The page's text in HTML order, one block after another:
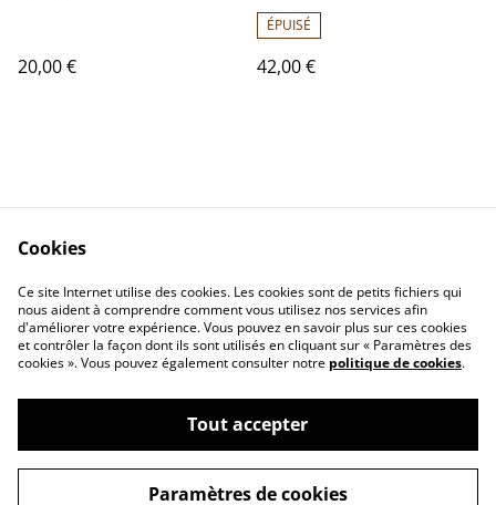
20,00 €
C 154 06550
ÉPUISÉ
42,00 €
Politique de
confidentialité
Politique de cookies
Calendrier:
Brocantes,Bourse...
©2026VINYLSHOP85
Cookies
Ce site Internet utilise des cookies. Les cookies sont de petits fichiers qui
nous aident à comprendre comment vous utilisez nos services afin
d'améliorer votre expérience. Vous pouvez en savoir plus sur ces cookies
et contrôler la façon dont ils sont utilisés en cliquant sur « Paramètres des
cookies ». Vous pouvez également consulter notre politique de cookies.
Tout accepter
Paramètres de cookies